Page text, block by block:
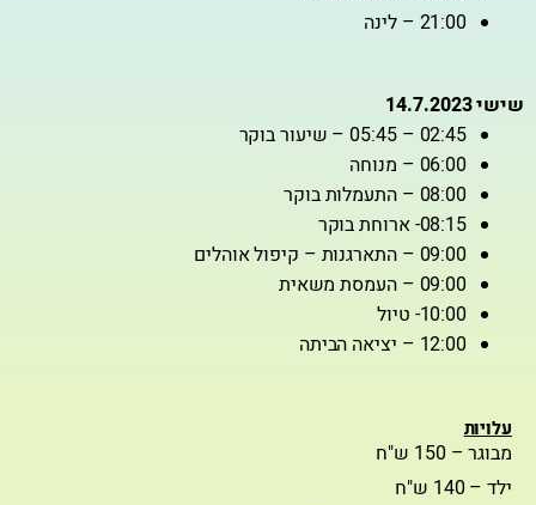
21:00 – לינה
שישי 14.7.2023
02:45 – 05:45 – שיעור בוקר
06:00 – מנוחה
08:00 – התעמלות בוקר
08:15- ארוחת בוקר
09:00 – התארגנות – קיפול אוהלים
09:00 – העמסת משאית
10:00- טיול
12:00 – יציאה הביתה
עלויות
מבוגר – 150 ש"ח
ילד – 140 ש"ח